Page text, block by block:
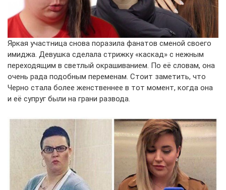
Яркая участница снова поразила фанатов сменой своего
имиджа. Девушка сделала стрижку «каскад» с нежным
переходящим в светлый окрашиванием. По её словам, она
очень рада подобным переменам. Стоит заметить, что
Черно стала более женственнее в тот момент, когда она
и её супруг были на грани развода.